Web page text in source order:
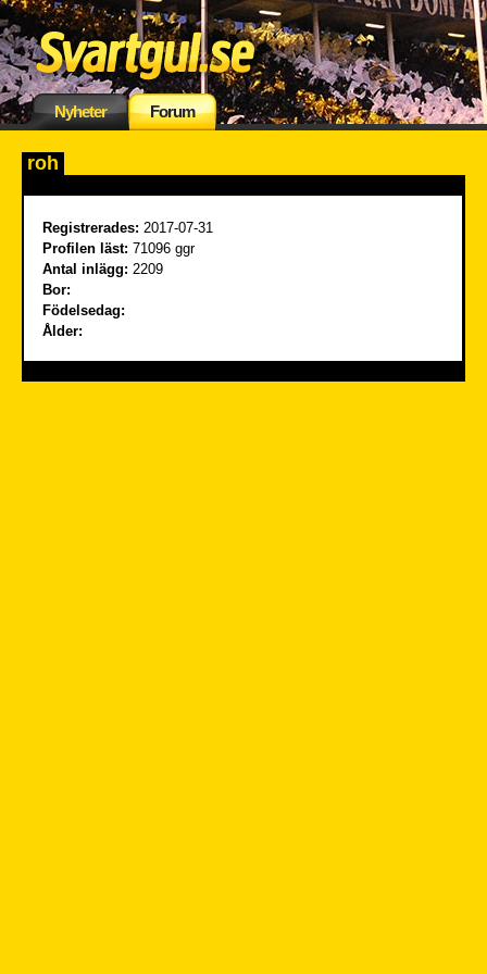
Nyheter Forum
roh
Registrerades: 2017-07-31
Profilen läst: 71096 ggr
Antal inlägg: 2209
Bor:
Födelsedag:
Ålder: